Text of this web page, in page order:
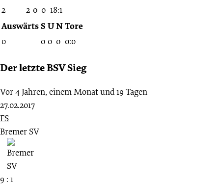
2 2 0 0 18:1
AuswärtsS UNTore
0 0 0 0 0:0
Der letzte BSV Sieg
Vor 4 Jahren, einem Monat und 19 Tagen
27.02.2017
FS
Bremer SV
9 : 1